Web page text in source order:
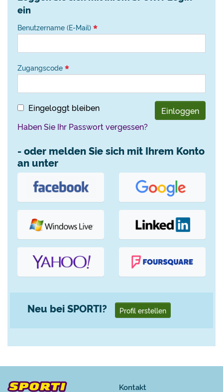
ein
Benutzername (E-Mail)
Zugangscode
Eingeloggt bleiben
Einloggen
Haben Sie Ihr Passwort vergessen?
- oder melden Sie sich mit Ihrem Konto
an unter
Neu bei SPORTI? Profil erstellen
Kontakt